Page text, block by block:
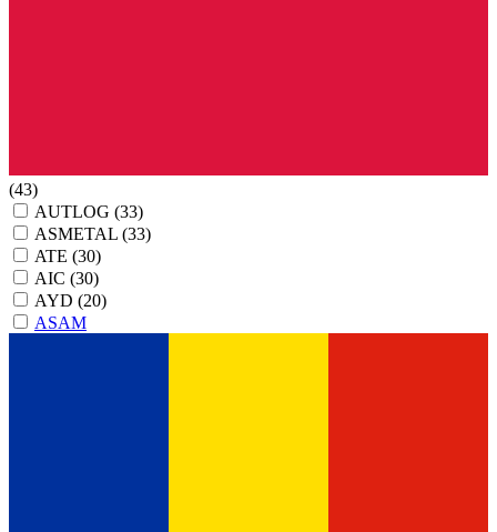
(43)
AUTLOG (33)
ASMETAL (33)
ATE (30)
AIC (30)
AYD (20)
ASAM